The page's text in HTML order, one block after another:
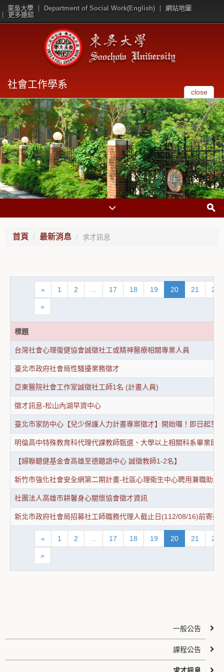
東吳大學 Department of Social Work(English)
網站地圖
更多連結
社會工作學系
close
首頁 最新消息 求才訊息
« 1 2 17 18 19 20 21 22
»
標題
台灣社會心理復健協會誠徵社工或精神醫療相關專業人員
臺北市政府社會局性騷擾業務徵才
亞東醫院社會工作室誠徵社工師1名 (計畫人員)
徵才訊息-松山內湖早資中心
臺北市家防中心【兒少保護人力計畫專案徵才】開始囉！即日起至
明倫高中特殊教育科代理代課教師甄選、大學以上相關科系畢業即可
【婦聯聽健基金會高雄至德聽語中心 誠徵教師1-2名】
新竹市強化社會安全網第二期計畫-社區心理衛生中心聘用兼職助理
社團法人高雄市耕馨身心關懷協會徵才資訊
新北市政府社會局招募社工師職務代理人截止日(112/08/16)前寄送
« 1 2 17 18 19 20 21 22
»
一般公告
課程公告